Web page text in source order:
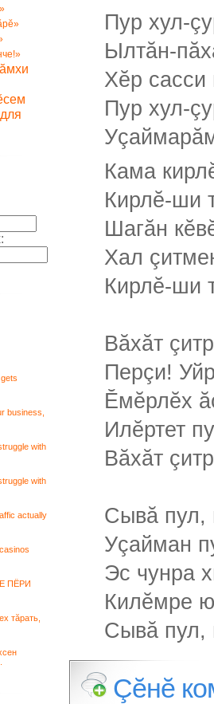
Пур хул-
Ылтăн-
Хĕр сасси
Пур хул-
Кама
Кирлĕ-ши
Шагăн
Хал
Кирлĕ-ши
Вăхăт
Перçи!
Ĕмĕрлĕх
Илĕртет
Вăхăт
Сывă пул,
Уçайман
Эс чунра
Килĕмре
Сывă пул,
Çĕнĕ
business,
with
with
actually
ПЁРИ
тăрать,